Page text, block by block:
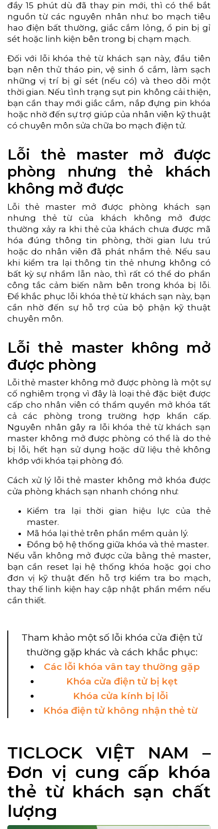
đầy 15 phút dù đã thay pin mới, thì có thể bắt
nguồn từ các nguyên nhân như: bo mạch tiêu
hao điện bất thường, giắc cắm lỏng, ổ pin bị gỉ
sét hoặc linh kiện bên trong bị chạm mạch.
Đối với lỗi khóa thẻ từ khách sạn này, đầu tiên
bạn nên thử tháo pin, vệ sinh ổ cắm, làm sạch
những vị trí bị gỉ sét (nếu có) và theo dõi một
thời gian. Nếu tình trạng sụt pin không cải thiện,
bạn cần thay mới giắc cắm, nắp đựng pin khóa
hoặc nhờ đến sự trợ giúp của nhân viên kỹ thuật
có chuyên môn sửa chữa bo mạch điện tử.
Lỗi thẻ master mở được
phòng nhưng thẻ khách
không mở được
Lỗi thẻ master mở được phòng khách sạn
nhưng thẻ từ của khách không mở được
thường xảy ra khi thẻ của khách chưa được mã
hóa đúng thông tin phòng, thời gian lưu trú
hoặc do nhân viên đã phát nhầm thẻ. Nếu sau
khi kiểm tra lại thông tin thẻ nhưng không có
bất kỳ sự nhầm lẫn nào, thì rất có thể do phần
công tắc cảm biến nằm bên trong khóa bị lỗi.
Để khắc phục lỗi khóa thẻ từ khách sạn này, bạn
cần nhờ đến sự hỗ trợ của bộ phận kỹ thuật
chuyên môn.
Lỗi thẻ master không mở
được phòng
Lỗi thẻ master không mở được phòng là một sự
cố nghiêm trọng vì đây là loại thẻ đặc biệt được
cấp cho nhân viên có thẩm quyền mở khóa tất
cả các phòng trong trường hợp khẩn cấp.
Nguyên nhân gây ra lỗi khóa thẻ từ khách sạn
master không mở được phòng có thể là do thẻ
bị lỗi, hết hạn sử dụng hoặc dữ liệu thẻ không
khớp với khóa tại phòng đó.
Cách xử lý lỗi thẻ master không mở khóa được
cửa phòng khách sạn nhanh chóng như:
Kiểm tra lại thời gian hiệu lực của thẻ
master.
Mã hóa lại thẻ trên phần mềm quản lý.
Đồng bộ hệ thống giữa khóa và thẻ master.
Nếu vẫn không mở được cửa bằng thẻ master,
bạn cần reset lại hệ thống khóa hoặc gọi cho
đơn vị kỹ thuật đến hỗ trợ kiểm tra bo mạch,
thay thế linh kiện hay cập nhật phần mềm nếu
cần thiết.
Tham khảo một số lỗi khóa cửa điện tử
thường gặp khác và cách khắc phục:
Các lỗi khóa vân tay thường gặp
Khóa cửa điện tử bị kẹt
Khóa cửa kính bị lỗi
Khóa điện tử không nhận thẻ từ
TICLOCK VIỆT NAM –
Đơn vị cung cấp khóa
thẻ từ khách sạn chất
lượng